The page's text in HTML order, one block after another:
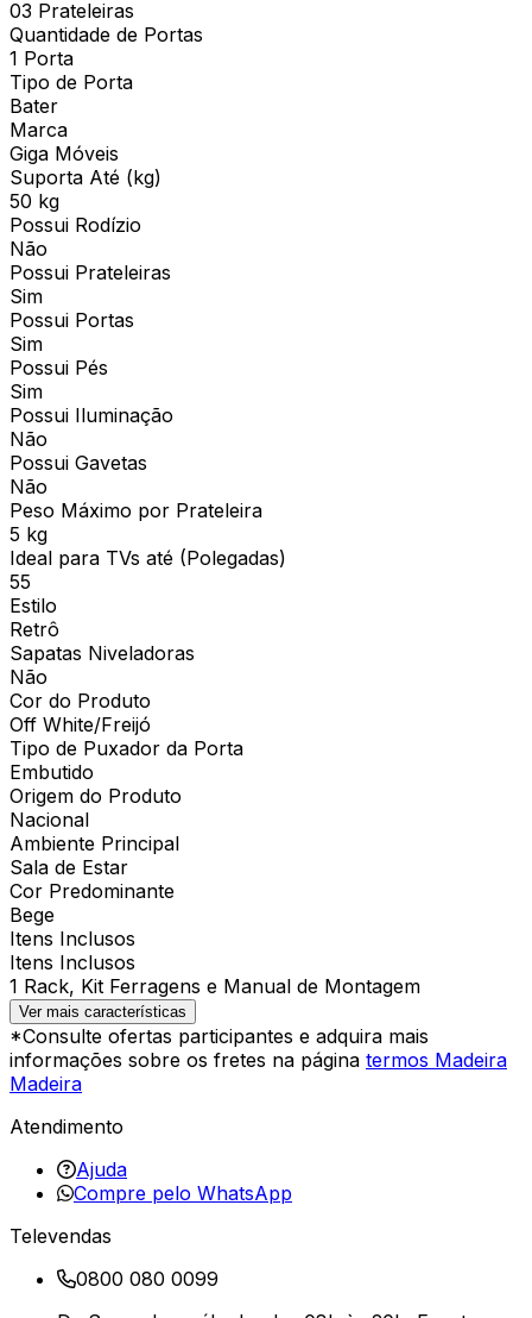
03 Prateleiras
Quantidade de Portas
1 Porta
Tipo de Porta
Bater
Marca
Giga Móveis
Suporta Até (kg)
50 kg
Possui Rodízio
Não
Possui Prateleiras
Sim
Possui Portas
Sim
Possui Pés
Sim
Possui Iluminação
Não
Possui Gavetas
Não
Peso Máximo por Prateleira
5 kg
Ideal para TVs até (Polegadas)
55
Estilo
Retrô
Sapatas Niveladoras
Não
Cor do Produto
Off White/Freijó
Tipo de Puxador da Porta
Embutido
Origem do Produto
Nacional
Ambiente Principal
Sala de Estar
Cor Predominante
Bege
Itens Inclusos
Itens Inclusos
1 Rack, Kit Ferragens e Manual de Montagem
Ver mais características
*Consulte ofertas participantes e adquira mais
informações sobre os fretes na página termos Madeira
Madeira
Atendimento
Ajuda
Compre pelo WhatsApp
Televendas
0800 080 0099